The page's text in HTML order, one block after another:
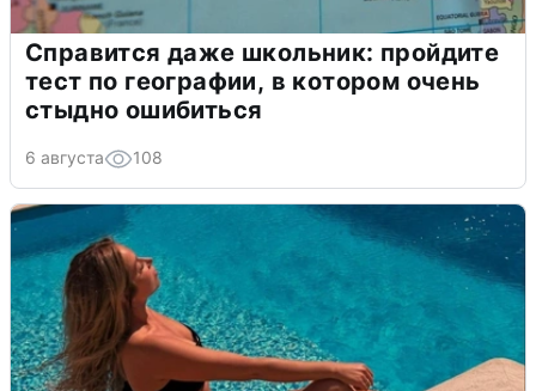
Справится даже школьник: пройдите
тест по географии, в котором очень
стыдно ошибиться
6 августа 108